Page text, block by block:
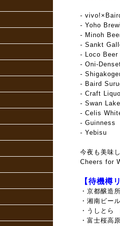
-
- Yoho
- Minoh
- Sankt
- Loco Beer
- Oni-
-
- Baird
- Craft
- Swan
- Celis
- Guinness
- Yebisu
今夜も美味
Cheers for
【待機樽
・京都醸造
・湘南ビー
・うしとら
・富士桜高